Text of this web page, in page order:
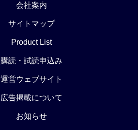
会社案内
サイトマップ
Product List
購読・試読申込み
運営ウェブサイト
広告掲載について
お知らせ